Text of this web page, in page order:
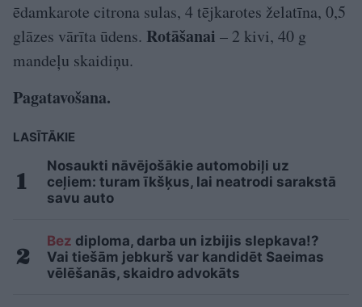
ēdamkarote citrona sulas, 4 tējkarotes želatīna, 0,5
glāzes vārīta ūdens. Rotāšanai – 2 kivi, 40 g
mandeļu skaidiņu.
Pagatavošana.
LASĪTĀKIE
Nosaukti nāvējošākie automobiļi uz
ceļiem: turam īkšķus, lai neatrodi sarakstā
savu auto
Bez diploma, darba un izbijis slepkava!?
Vai tiešām jebkurš var kandidēt Saeimas
vēlēšanās, skaidro advokāts